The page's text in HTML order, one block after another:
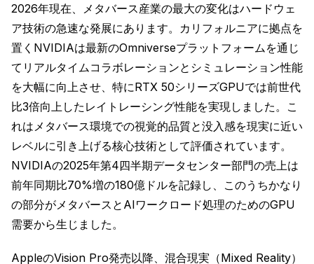
2026年現在、メタバース産業の最大の変化はハードウェ
ア技術の急速な発展にあります。カリフォルニアに拠点を
置くNVIDIAは最新のOmniverseプラットフォームを通じ
てリアルタイムコラボレーションとシミュレーション性能
を大幅に向上させ、特にRTX 50シリーズGPUでは前世代
比3倍向上したレイトレーシング性能を実現しました。こ
れはメタバース環境での視覚的品質と没入感を現実に近い
レベルに引き上げる核心技術として評価されています。
NVIDIAの2025年第4四半期データセンター部門の売上は
前年同期比70%増の180億ドルを記録し、このうちかなり
の部分がメタバースとAIワークロード処理のためのGPU
需要から生じました。
AppleのVision Pro発売以降、混合現実（Mixed Reality）